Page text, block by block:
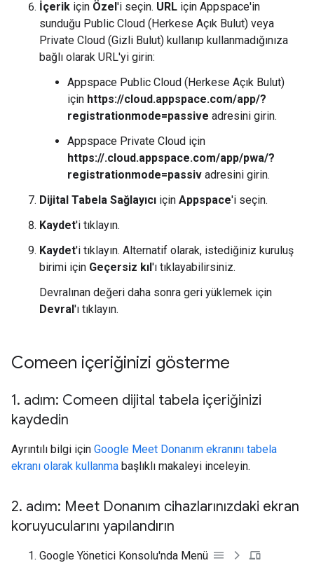
İçerik için Özel'i seçin. URL için Appspace'in
sunduğu Public Cloud (Herkese Açık Bulut) veya
Private Cloud (Gizli Bulut) kullanıp kullanmadığınıza
bağlı olarak URL'yi girin:
Appspace Public Cloud (Herkese Açık Bulut)
için https://cloud.appspace.com/app/?
registrationmode=passive adresini girin.
Appspace Private Cloud için
https://.cloud.appspace.com/app/pwa/?
registrationmode=passiv adresini girin.
Dijital Tabela Sağlayıcı için Appspace'i seçin.
Kaydet'i tıklayın.
Kaydet'i tıklayın. Alternatif olarak, istediğiniz kuruluş
birimi için Geçersiz kıl'ı tıklayabilirsiniz.
Devralınan değeri daha sonra geri yüklemek için
Devral'ı tıklayın.
Comeen içeriğinizi gösterme
1. adım: Comeen dijital tabela içeriğinizi
kaydedin
Ayrıntılı bilgi için Google Meet Donanım ekranını tabela
ekranı olarak kullanma başlıklı makaleyi inceleyin.
2. adım: Meet Donanım cihazlarınızdaki ekran
koruyucularını yapılandırın
Google Yönetici Konsolu'nda Menü